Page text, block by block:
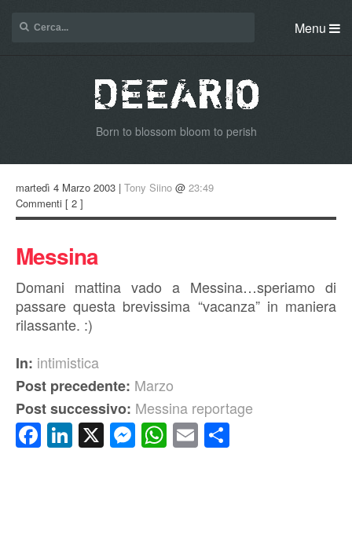
Menu
Born to blossom bloom to perish
martedì 4 Marzo 2003 | Tony Siino @ 23:49
Commenti [ 2 ]
Messina
Domani mattina vado a Messina…speriamo di
passare questa brevissima “vacanza” in maniera
rilassante. :)
In: intimistica
Post precedente: Marzo
Post successivo: Messina reportage
Facebook
LinkedIn
X Messenger
WhatsApp
Email